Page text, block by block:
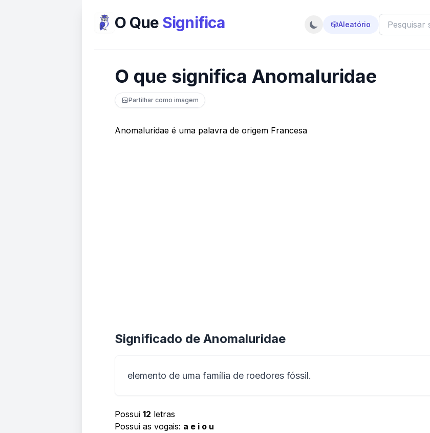
O Que Significa 🎲Aleatório
O que significa Anomaluridae
Partilhar como imagem
Anomaluridae é uma palavra de origem Francesa
Significado de Anomaluridae
elemento de uma família de roedores fóssil.
Possui 12 letras
Possui as vogais: a e i o u